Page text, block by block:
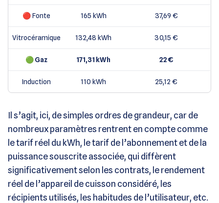
🔴 Fonte 165 kWh 37,69 €
Vitrocéramique 132,48 kWh 30,15 €
🟢 Gaz 171,31 kWh 22 €
Induction 110 kWh 25,12 €
Il s’agit, ici, de simples ordres de grandeur, car de
nombreux paramètres rentrent en compte comme
le tarif réel du kWh, le tarif de l’abonnement et de la
puissance souscrite associée, qui diffèrent
significativement selon les contrats, le rendement
réel de l’appareil de cuisson considéré, les
récipients utilisés, les habitudes de l’utilisateur, etc.